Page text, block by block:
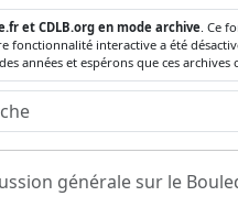
et CDLB.org en mode archive. Ce
fonctionnalité interactive a été
années et espérons que ces
générale sur le